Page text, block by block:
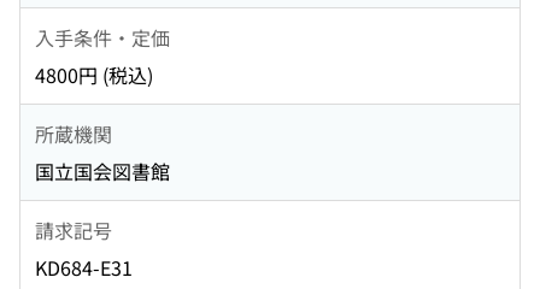
入手条件・定価
4800円 (税込)
所蔵機関
国立国会図書館
請求記号
KD684-E31